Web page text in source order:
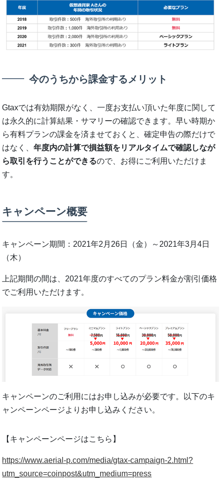
今のうちから課金するメリット
Gtaxでは有効期限がなく、一度お支払い頂いた年度に関して
は永久的に計算結果・サマリーの確認できます。早い時期か
ら有料プランの課金を済ませておくと、確定申告の際だけで
はなく、年度内の計算で損益額をリアルタイムで確認しなが
ら取引を行うことができるので、お得にご利用いただけま
す。
キャンペーン概要
キャンペーン期間：2021年2月26日（金）～2021年3月4日
（木）
上記期間の間は、2021年度のすべてのプラン料金が割引価格
でご利用いただけます。
キャンペーンのご利用にはお申し込みが必要です。以下のキ
ャンペーンページよりお申し込みください。
【キャンペーンページはこちら】
https://www.aerial-p.com/media/gtax-campaign-2.html?
utm_source=coinpost&utm_medium=press